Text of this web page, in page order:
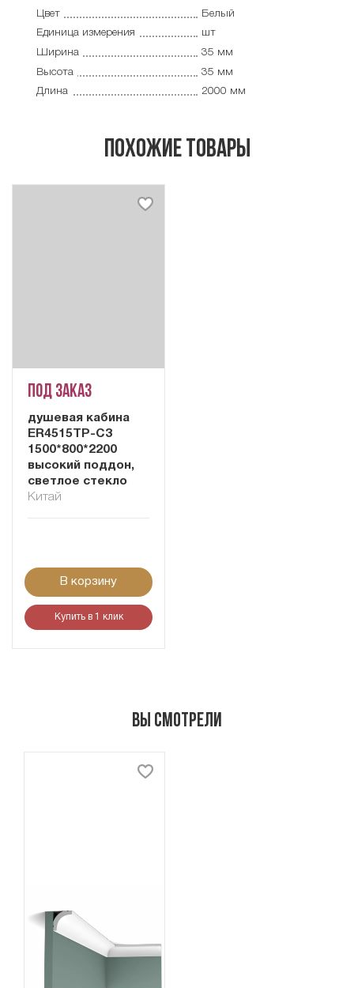
Цвет
Белый
Единица измерения
шт
Ширина
35 мм
Высота
35 мм
Длина
2000 мм
похожие товары
Под заказ
душевая кабина
ER4515TP-C3
1500*800*2200
высокий поддон,
светлое стекло
Китай
В корзину
Купить в 1 клик
Вы смотрели